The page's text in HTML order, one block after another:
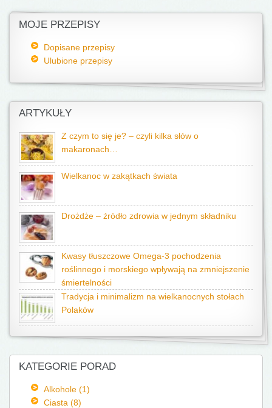
MOJE PRZEPISY
Dopisane przepisy
Ulubione przepisy
ARTYKUŁY
Z czym to się je? – czyli kilka słów o
makaronach…
Wielkanoc w zakątkach świata
Drożdże – źródło zdrowia w jednym składniku
Kwasy tłuszczowe Omega-3 pochodzenia
roślinnego i morskiego wpływają na zmniejszenie
śmiertelności
Tradycja i minimalizm na wielkanocnych stołach
Polaków
KATEGORIE PORAD
Alkohole (1)
Ciasta (8)